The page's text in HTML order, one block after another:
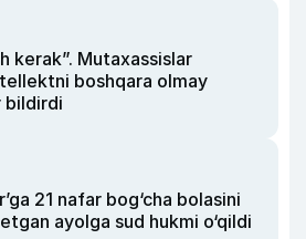
kerak”. Mutaxassislar
boshqara olmay
bildirdi
21 nafar bog‘cha bolasini
ayolga sud hukmi o‘qildi